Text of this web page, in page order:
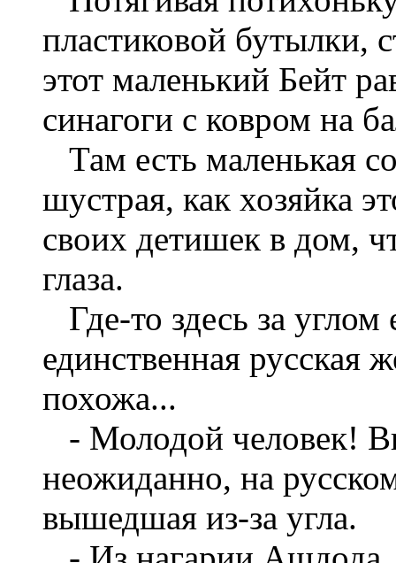
пластиковой бутылки,
этот маленький Бейт
синагоги с ковром на
Там есть маленькая
шустрая, как хозяйка
своих детишек в дом,
глаза.
Где-то здесь за
единственная русская
похожа...
- Молодой человек!
неожиданно, на
вышедшая из-за угла.